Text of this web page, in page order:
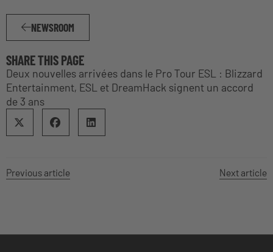
NEWSROOM
SHARE THIS PAGE
Deux nouvelles arrivées dans le Pro Tour ESL : Blizzard
Entertainment, ESL et DreamHack signent un accord
de 3 ans
Previous article Next article